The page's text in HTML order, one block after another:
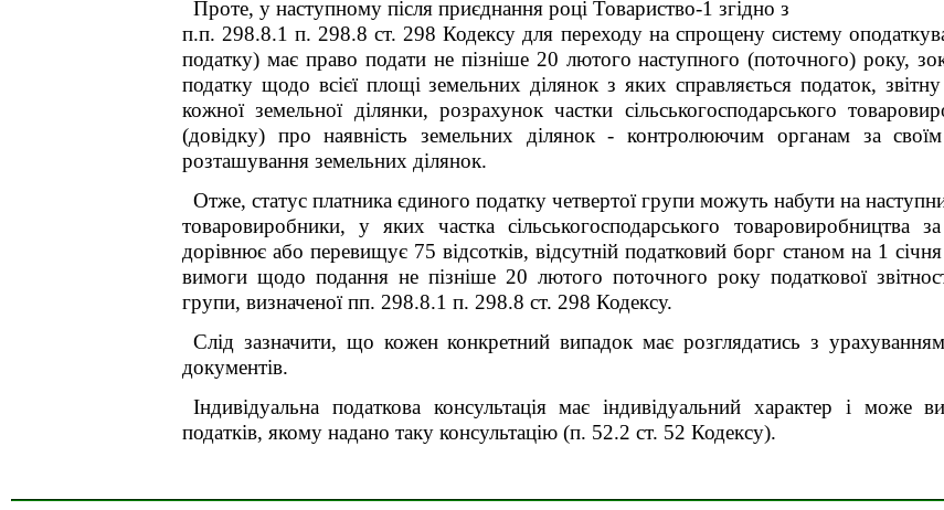
Проте, у наступному після приєднання році Товариство-1 згідно з
п.п. 298.8.1 п. 298.8 ст. 298 Кодексу для переходу на спрощену систему
податку) має право подати не пізніше 20 лютого наступного (поточного) року,
податку щодо всієї площі земельних ділянок з яких справляється податок,
кожної земельної ділянки, розрахунок частки сільськогосподарського
(довідку) про наявність земельних ділянок - контролюючим органам за
розташування земельних ділянок.
Отже, статус платника єдиного податку четвертої групи можуть набути на
товаровиробники, у яких частка сільськогосподарського товаровиробництва
дорівнює або перевищує 75 відсотків, відсутній податковий борг станом на 1
вимоги щодо подання не пізніше 20 лютого поточного року податкової
групи, визначеної пп. 298.8.1 п. 298.8 ст. 298 Кодексу.
Слід зазначити, що кожен конкретний випадок має розглядатись з
документів.
Індивідуальна податкова консультація має індивідуальний характер і може
податків, якому надано таку консультацію (п. 52.2 ст. 52 Кодексу).